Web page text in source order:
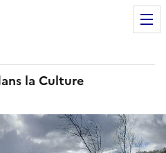
la Culture